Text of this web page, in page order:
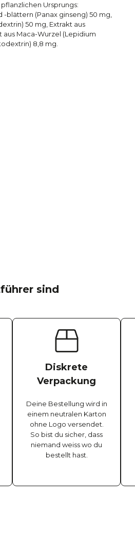
Ursprungs:
blättern (Panax ginseng) 50 mg,
50 mg, Extrakt aus
Maca-Wurzel (Lepidium
8,8 mg.
sind
Diskrete
Verpackung
Deine Bestellung wird in
einem neutralen Karton
ohne Logo versendet.
So bist du sicher, dass
niemand weiss wo du
bestellt hast.